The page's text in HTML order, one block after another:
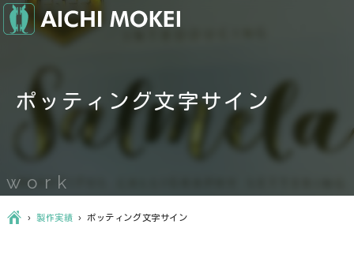
work
ポッティング文字サイン
Ç ›製作実績 › ポッティング文字サイン